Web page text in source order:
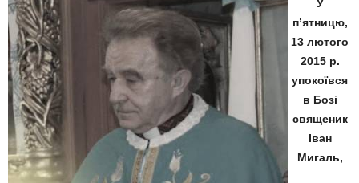
У
п’ятницю,
13 лютого
2015 р.
упокоївся
в Бозі
священик
Іван
Мигаль,